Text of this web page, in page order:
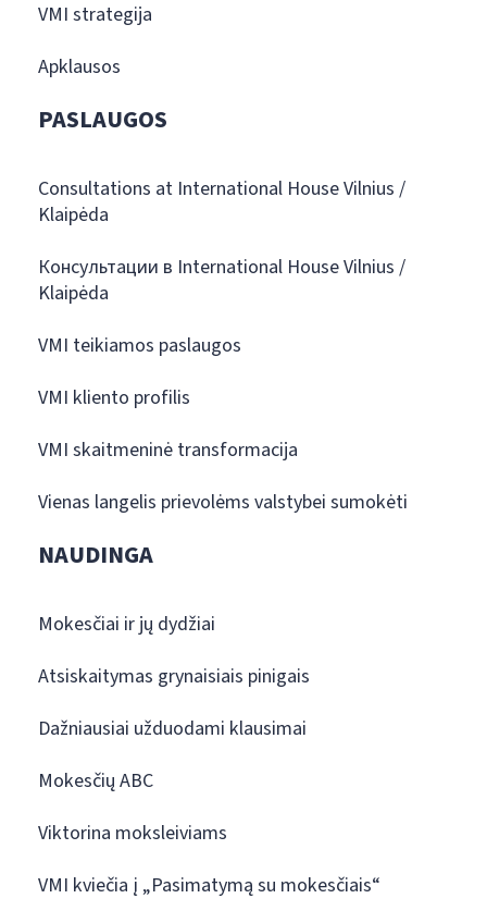
VMI strategija
Apklausos
PASLAUGOS
Consultations at International House Vilnius /
Klaipėda
Консультации в International House Vilnius /
Klaipėda
VMI teikiamos paslaugos
VMI kliento profilis
VMI skaitmeninė transformacija
Vienas langelis prievolėms valstybei sumokėti
NAUDINGA
Mokesčiai ir jų dydžiai
Atsiskaitymas grynaisiais pinigais
Dažniausiai užduodami klausimai
Mokesčių ABC
Viktorina moksleiviams
VMI kviečia į „Pasimatymą su mokesčiais“